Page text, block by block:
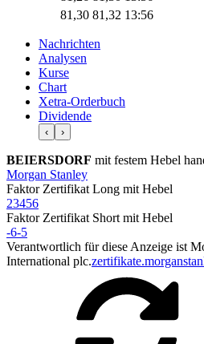
81,30 81,32 13:56
Nachrichten
Analysen
Kurse
Chart
Xetra-Orderbuch
Dividende
‹ ›
BEIERSDORF mit festem Hebel
Morgan Stanley
Faktor Zertifikat Long mit Hebel
23456
Faktor Zertifikat Short mit Hebel
-6-5
Verantwortlich für diese Anzeige ist
International plc.